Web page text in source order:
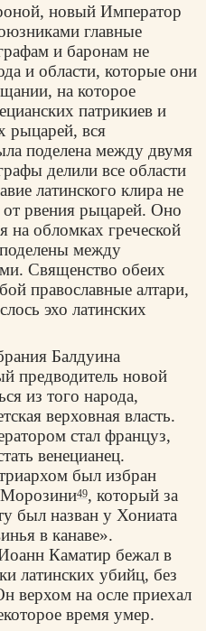
новый Император
главные
и баронам не
и области, которые они
на которое
патрикиев и
рыцарей, вся
поделена между двумя
делили все области
латинского клира не
от рвения рыцарей. Оно
на обломках греческой
между
Священство обеих
православные алтари,
эхо латинских
Балдуина
предводитель новой
из того народа,
верховная власть.
стал француз,
венецианец.
был избран
49, который за
был назван у Хониата
в канаве».
Каматир бежал в
латинских убийц, без
верхом на осле приехал
время умер.